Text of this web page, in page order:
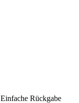
Einfache Rückgabe